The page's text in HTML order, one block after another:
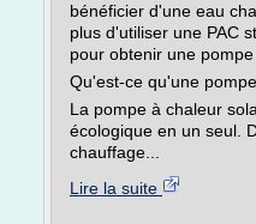
bénéficier d'une eau
plus d'utiliser une PAC
pour obtenir une
Qu'est-ce qu'une
La pompe à chaleur
écologique en un seul.
chauffage...
Lire la suite